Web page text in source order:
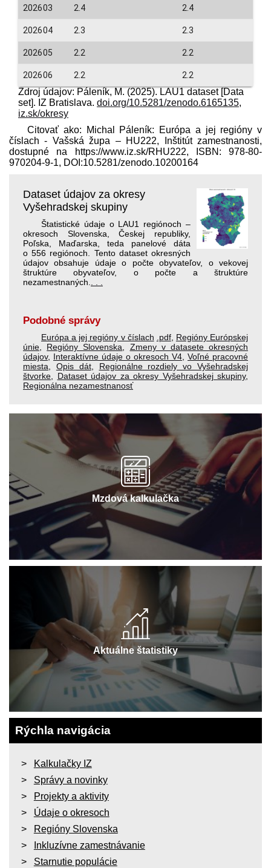
202603 2.4 2.4
202604 2.3 2.3
202605 2.2 2.2
202606 2.2 2.2
Zdroj údajov: Páleník, M. (2025). LAU1 dataset [Data
set]. IZ Bratislava. doi.org/10.5281/zenodo.6165135,
iz.sk/okresy
Citovať ako: Michal Páleník: Európa a jej regióny v
číslach - Vašská župa – HU222, Inštitút zamestnanosti,
dostupné na https://www.iz.sk/​RHU222, ISBN: 978-80-
970204-9-1, DOI:10.5281/zenodo.10200164
Dataset údajov za okresy
Vyšehradskej skupiny
Štatistické údaje o LAU1 regiónoch –
okresoch Slovenska, Českej republiky,
Poľska, Maďarska, teda panelové dáta
o 556 regiónoch. Tento dataset okresných
údajov obsahuje údaje o počte obyvateľov, o vekovej
štruktúre obyvateľov, o počte a štruktúre
nezamestnaných.
Podobné správy
Európa a jej regióny v číslach .pdf, Regióny Európskej
únie
Regióny Slovenska
Zmeny v datasete okresných
údajov, Interaktívne údaje o okresoch V4 Voľné pracovné
miesta
Opis dát, Regionálne rozdiely vo Vyšehradskej
štvorke
Dataset údajov za okresy Vyšehradskej skupiny,
Regionálna nezamestnanosť
Mzdová kalkulačka
Aktuálne štatistiky
Rýchla navigácia
Kalkulačky IZ
Správy a novinky
Projekty a aktivity
Údaje o okresoch
Regióny Slovenska
Inkluzívne zamestnávanie
Starnutie populácie